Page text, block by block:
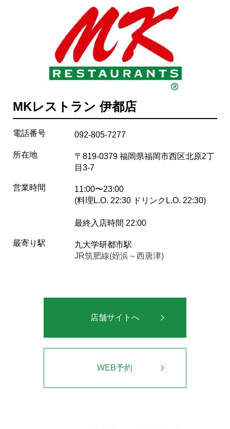
MKレストラン 伊都店
電話番号 092-805-7277
所在地
〒819-0379 福岡県福岡市西区北原2丁
目3-7
営業時間
11:00〜23:00
(料理L.O. 22:30 ドリンクL.O. 22:30)
最終入店時間 22:00
最寄り駅
九大学研都市駅
JR筑肥線(姪浜～西唐津)
店舗サイトへ
WEB予約